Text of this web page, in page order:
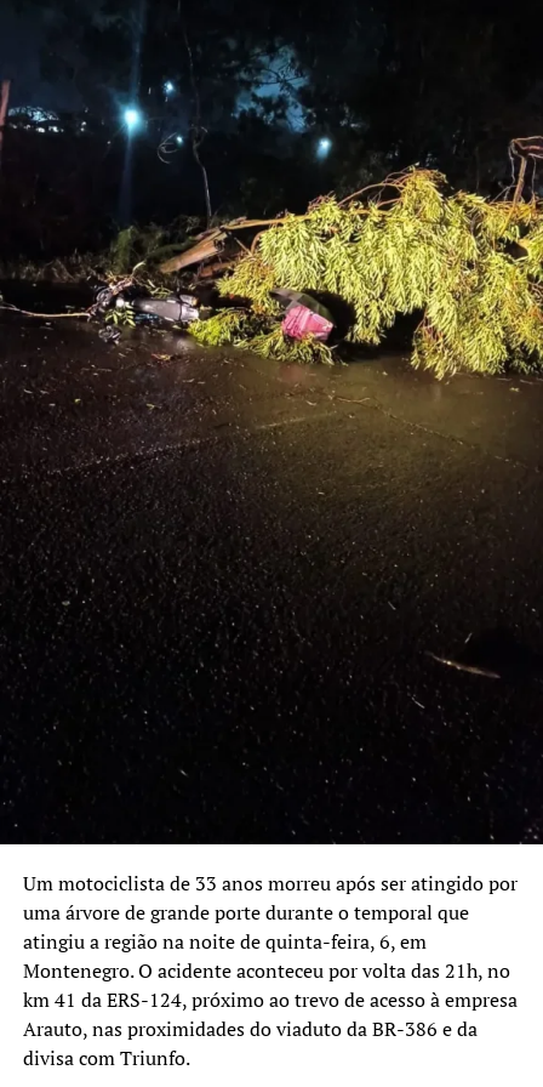
Um motociclista de 33 anos morreu após ser atingido por
uma árvore de grande porte durante o temporal que
atingiu a região na noite de quinta-feira, 6, em
Montenegro. O acidente aconteceu por volta das 21h, no
km 41 da ERS-124, próximo ao trevo de acesso à empresa
Arauto, nas proximidades do viaduto da BR-386 e da
divisa com Triunfo.